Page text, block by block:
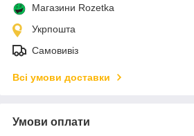
Магазини Rozetka
Укрпошта
Самовивіз
Всі умови доставки
Умови оплати